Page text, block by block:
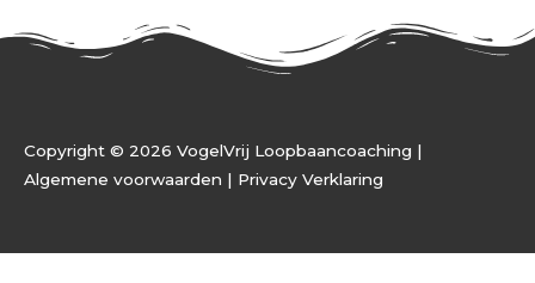
Copyright © 2026 VogelVrij Loopbaancoaching |
Algemene voorwaarden | Privacy Verklaring